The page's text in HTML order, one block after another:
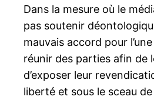
Dans la mesure où le
pas soutenir
mauvais accord pour
réunir des parties afin de
d’exposer leur
liberté et sous le sceau